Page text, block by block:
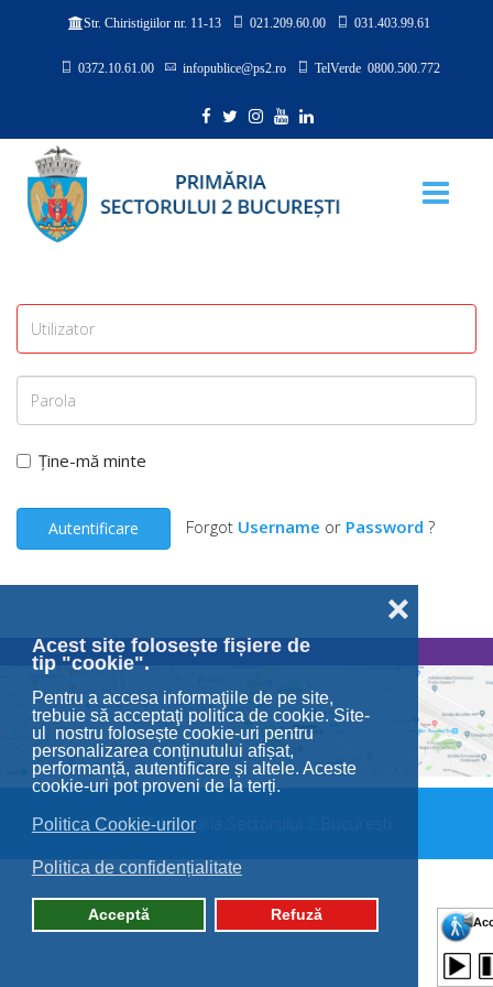
Acest site folosește fișiere de
tip "cookie".
Pentru a accesa informaţiile de pe site,
trebuie să acceptaţi politica de cookie. Site-
ul nostru folosește cookie-uri pentru
personalizarea conținutului afișat,
performanță, autentificare și altele. Aceste
cookie-uri pot proveni de la terți.
Politica Cookie-urilor
Politica de confidențialitate
Acceptă Refuză
❌
Str. Chiristigiilor nr. 11-13 021.209.60.00 031.403.99.61
0372.10.61.00 infopublice@ps2.ro TelVerde 0800.500.772
Ține-mă minte
Autentificare Forgot Username or Password ?
© 2026 Primăria Sectorului 2 București.